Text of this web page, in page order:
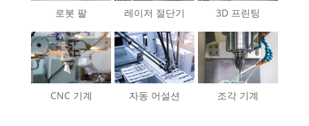
로봇 팔 레이저 절단기 3D 프린팅
CNC 기계 자동 어설션 조각 기계